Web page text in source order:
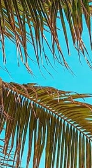
https://yeukhoahoc.edu.vn/bai-bien-phan-thiet-dep